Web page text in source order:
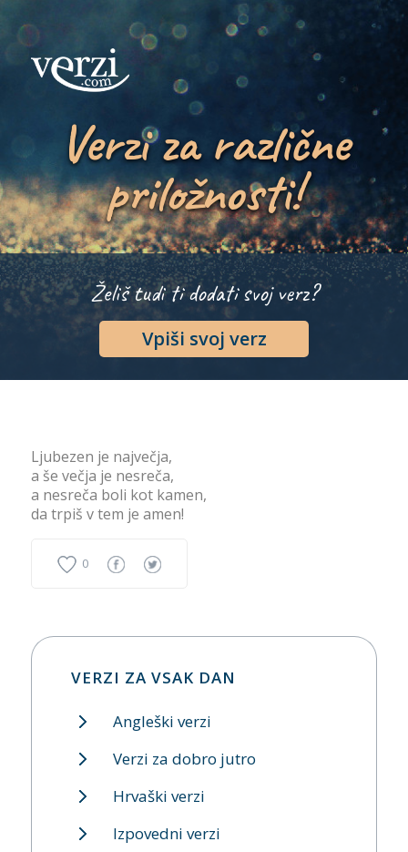
Verzi za različne
priložnosti!
Želiš tudi ti dodati svoj verz?
Vpiši svoj verz
Ljubezen je največja,
a še večja je nesreča,
a nesreča boli kot kamen,
da trpiš v tem je amen!
0
VERZI ZA VSAK DAN
Angleški verzi
Verzi za dobro jutro
Hrvaški verzi
Izpovedni verzi